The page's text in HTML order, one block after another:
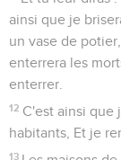
ainsi que je
un vase de
enterrera les
enterrer.
12 C'est ainsi que
habitants, Et je
13